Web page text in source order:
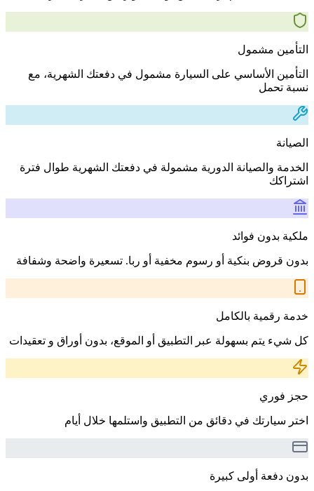
التأمين مشمول
التأمين الأساسي على السيارة مشمول في دفعتك الشهرية، مع
نسبة تحمل
الصيانة
الخدمة والصيانة الدورية مشمولة في دفعتك الشهرية طوال فترة
اشتراكك
ملكية بدون فوائد
بدون قروض بنكية أو رسوم مخفية أو ربا. تسعيرة واضحة وشفافة
خدمة رقمية بالكامل
كل شيء يتم بسهولة عبر التطبيق أو الموقع، بدون أوراق و تعقيدات
حجز فوري
اختر سيارتك في دقائق من التطبيق واستلمها خلال أيام
بدون دفعة أولى كبيرة